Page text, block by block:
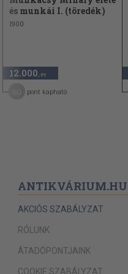
és munkái I. (töredék)
1900
12.000 ,-Ft
pont kapható
ANTIKVÁRIUM.HU
AKCIÓS SZABÁLYZAT
RÓLUNK
ÁTADÓPONTJAINK
COOKIE SZABÁLYZAT